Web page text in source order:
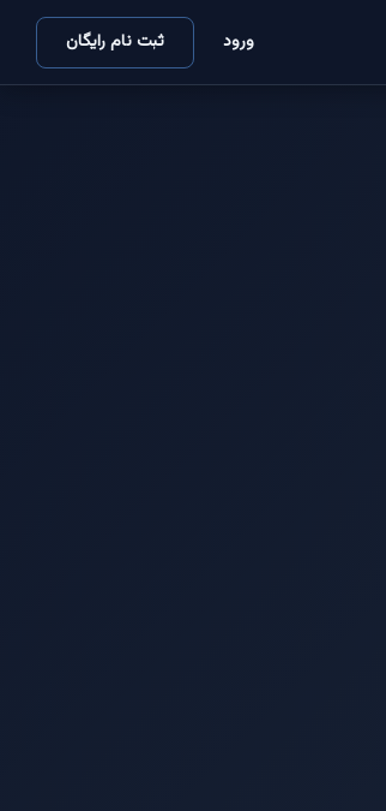
ورود ثبت نام رایگان